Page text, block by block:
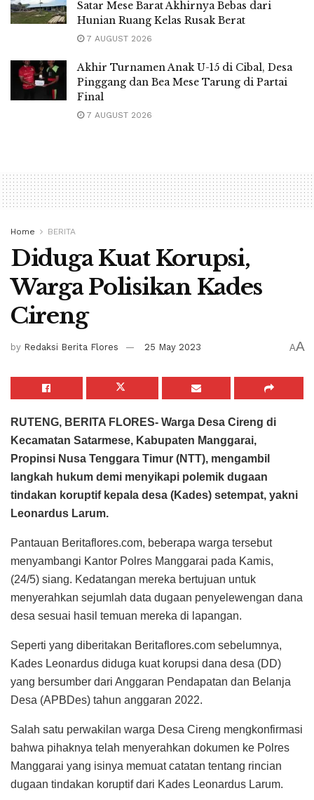
Satar Mese Barat Akhirnya Bebas dari
Hunian Ruang Kelas Rusak Berat
7 AUGUST 2026
Akhir Turnamen Anak U-15 di Cibal, Desa
Pinggang dan Bea Mese Tarung di Partai
Final
7 AUGUST 2026
Home BERITA
Diduga Kuat Korupsi,
Warga Polisikan Kades
Cireng
by Redaksi Berita Flores 25 May 2023 AA
RUTENG, BERITA FLORES- Warga Desa Cireng di
Kecamatan Satarmese, Kabupaten Manggarai,
Propinsi Nusa Tenggara Timur (NTT), mengambil
langkah hukum demi menyikapi polemik dugaan
tindakan koruptif kepala desa (Kades) setempat, yakni
Leonardus Larum.
Pantauan Beritaflores.com, beberapa warga tersebut
menyambangi Kantor Polres Manggarai pada Kamis,
(24/5) siang. Kedatangan mereka bertujuan untuk
menyerahkan sejumlah data dugaan penyelewengan dana
desa sesuai hasil temuan mereka di lapangan.
Seperti yang diberitakan Beritaflores.com sebelumnya,
Kades Leonardus diduga kuat korupsi dana desa (DD)
yang bersumber dari Anggaran Pendapatan dan Belanja
Desa (APBDes) tahun anggaran 2022.
Salah satu perwakilan warga Desa Cireng mengkonfirmasi
bahwa pihaknya telah menyerahkan dokumen ke Polres
Manggarai yang isinya memuat catatan tentang rincian
dugaan tindakan koruptif dari Kades Leonardus Larum.